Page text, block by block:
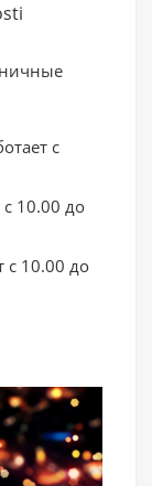
с
с 10.00 до
с 10.00 до